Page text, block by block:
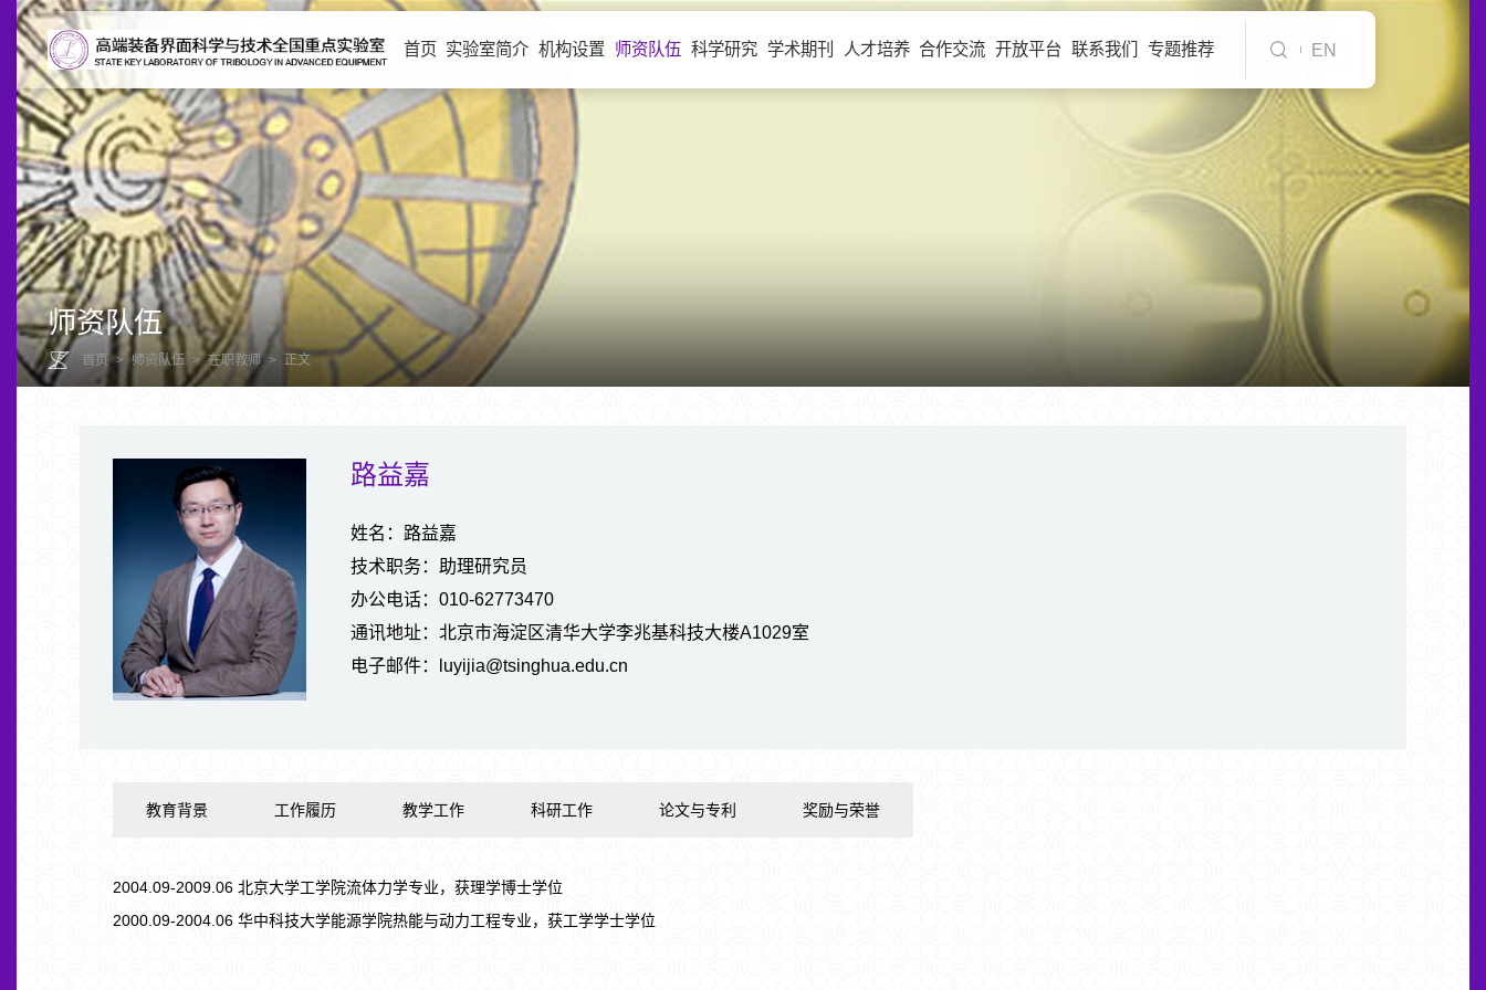
首页 实验室简介 机构设置 师资队伍 科学研究 学术期刊 人才培养 合作交流 开放平台 联系我们 专题推荐 EN
师资队伍
首页 > 师资队伍 > 在职教师 > 正文
路益嘉
姓名：路益嘉
技术职务：助理研究员
办公电话：010-62773470
通讯地址：北京市海淀区清华大学李兆基科技大楼A1029室
电子邮件：luyijia@tsinghua.edu.cn
教育背景 工作履历 教学工作 科研工作 论文与专利 奖励与荣誉
2004.09-2009.06 北京大学工学院流体力学专业，获理学博士学位
2000.09-2004.06 华中科技大学能源学院热能与动力工程专业，获工学学士学位